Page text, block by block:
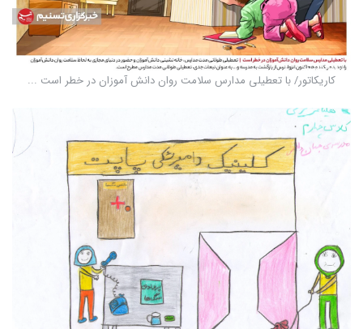
کاریکاتور/ با تعطیلی مدارس سلامت روان دانش آموزان در خطر است ...